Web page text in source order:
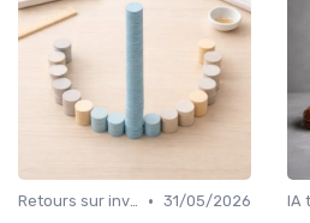
Retours sur investissement de l'IA • 31/05/2026
IA